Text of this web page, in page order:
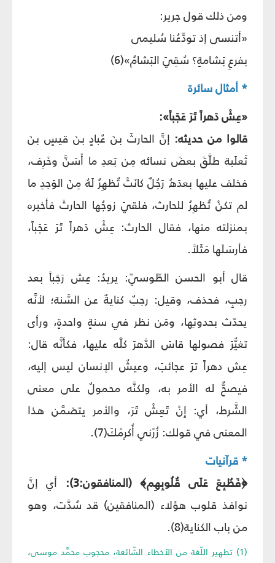
ومن ذلك قول جرير:
«أتنسى إذ تودِّعُنا سُليمى
بفرعِ بَشامةٍ؟ سُقِيَ البَشامُ»(6)
* أمثال سائرة
«عِشْ دَهراً تَرَ عَجَباً»:
قالوا من حديثه: إنَّ الحارثَ بنَ عُبادٍ بنَ قيسٍ بنَ
ثَعلَبة طلَّقَ بعضَ نسائه مِن بَعدِ ما أَسَنَّ وخَرِف،
فخلف عليها بعدَهُ رَجُلٌ كانَتْ تُظهِرُ لَهُ مِنَ الوَجدِ ما
لم تكنْ تُظهِرُ للحارث، فلقيَ زوجُها الحارثَ فأخبره
بمنزلته منها، فقال الحارث: عِشْ دَهراً تَرَ عَجَباً،
فأرسَلَها مَثَلاً.
قال أبو الحسن الطّوسيّ: يريدُ: عِش رَجَباً بعد
رجبٍ، فحذف، وقيل: رجبٌ كنايةٌ عن السَّنة؛ لأنَّه
يحدّث بحدوثِها، ومَن نظر في سنةٍ واحدةٍ، ورأى
تغيُّرَ فصولها قاسَ الدَّهرَ كلَّه عليها، فكأنَّه قال:
عِش دهراً ترَ عجائبَ، وعيشُ الإنسان ليس إليه،
فيصحُّ له الأمر به، ولكنَّه محمولٌ على معنى
الشَّرط، أي: إِنْ تَعِشْ تَرَ، والأمر يتضمَّن هذا
المعنى في قولك: زُرْني أُكرِمْكَ(7).
* قرآنيات
﴿فَطُبِعَ عَلَى قُلُوبِهِم﴾ (المنافقون:3):
أي إنَّ
نوافذ قلوب هؤلاء (المنافقين) قد سُدَّت، وهو
من باب الكناية(8).
(1) تطهير اللّغة من الأخطاء الشّائعة، محجوب محمَّد موسى،